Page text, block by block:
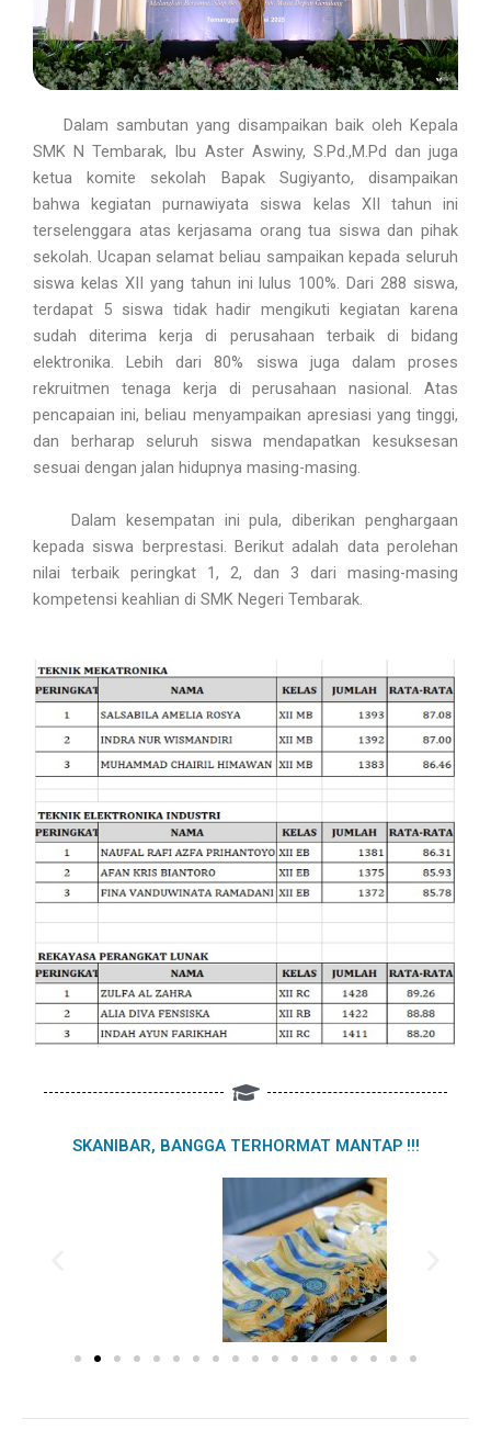
Dalam sambutan yang disampaikan baik oleh Kepala
SMK N Tembarak, Ibu Aster Aswiny, S.Pd.,M.Pd dan juga
ketua komite sekolah Bapak Sugiyanto, disampaikan
bahwa kegiatan purnawiyata siswa kelas XII tahun ini
terselenggara atas kerjasama orang tua siswa dan pihak
sekolah. Ucapan selamat beliau sampaikan kepada seluruh
siswa kelas XII yang tahun ini lulus 100%. Dari 288 siswa,
terdapat 5 siswa tidak hadir mengikuti kegiatan karena
sudah diterima kerja di perusahaan terbaik di bidang
elektronika. Lebih dari 80% siswa juga dalam proses
rekruitmen tenaga kerja di perusahaan nasional. Atas
pencapaian ini, beliau menyampaikan apresiasi yang tinggi,
dan berharap seluruh siswa mendapatkan kesuksesan
sesuai dengan jalan hidupnya masing-masing.
Dalam kesempatan ini pula, diberikan penghargaan
kepada siswa berprestasi. Berikut adalah data perolehan
nilai terbaik peringkat 1, 2, dan 3 dari masing-masing
kompetensi keahlian di SMK Negeri Tembarak.
SKANIBAR, BANGGA TERHORMAT MANTAP !!!